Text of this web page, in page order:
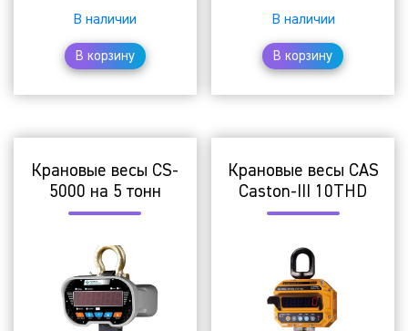
В наличии
В корзину
В наличии
В корзину
Крановые весы CS-
5000 на 5 тонн
Крановые весы CAS
Caston-III 10THD